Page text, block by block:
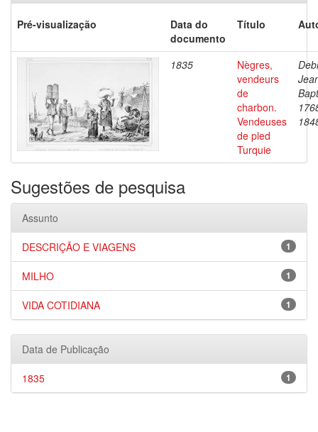
Pré-visualização
Data do
documento
Título
1835
Nègres,
vendeurs
de
charbon.
Vendeuses
de pled
Turquie
Sugestões de pesquisa
Assunto
1
DESCRIÇÃO E VIAGENS
1
MILHO
1
VIDA COTIDIANA
Data de Publicação
1
1835